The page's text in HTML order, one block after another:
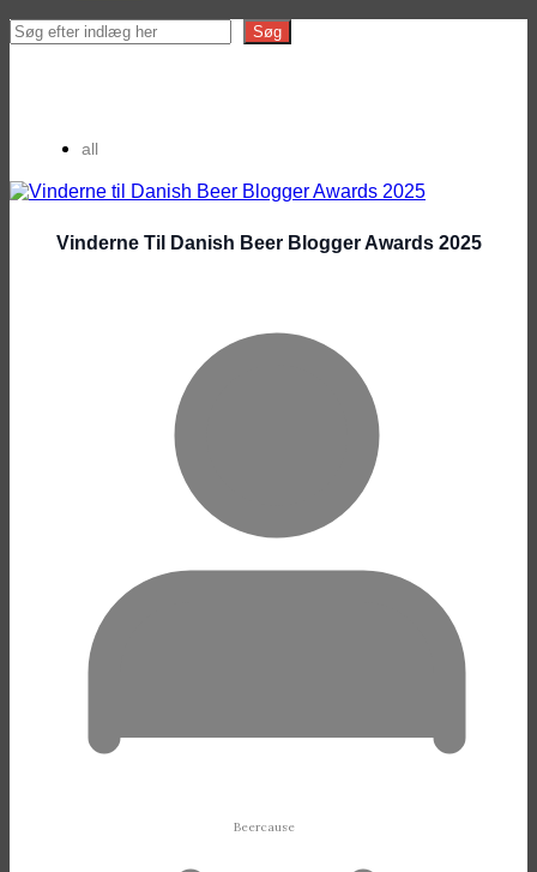
Search
Søg
all
Vinderne Til Danish Beer Blogger Awards 2025
Beercause